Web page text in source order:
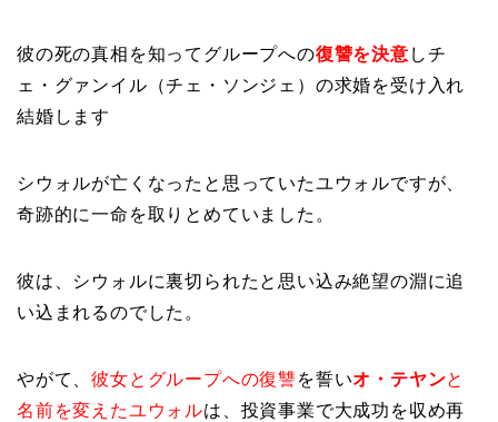
彼の死の真相を知ってグループへの復讐を決意 しチ
ェ・グァンイル（チェ・ソンジェ）の求婚を受け入れ
結婚します
シウォルが亡くなったと思っていたユウォルですが、
奇跡的に一命を取りとめていました。
彼は、シウォルに裏切られたと思い込み絶望の淵に追
い込まれるのでした。
やがて、彼女とグループへの復讐を誓いオ・テヤンと
名前を変えたユウォルは、投資事業で大成功を収め再